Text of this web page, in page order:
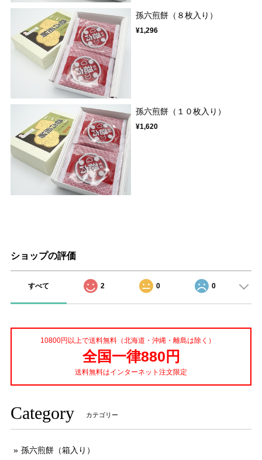
孫六煎餅（８枚入り）
¥1,296
孫六煎餅（１０枚入り）
¥1,620
ショップの評価
すべて 2 0 0
10800円以上で送料無料（北海道・沖縄・離島は除く）
全国一律880円
送料無料はインターネット注文限定
Category カテゴリー
孫六煎餅（箱入り）